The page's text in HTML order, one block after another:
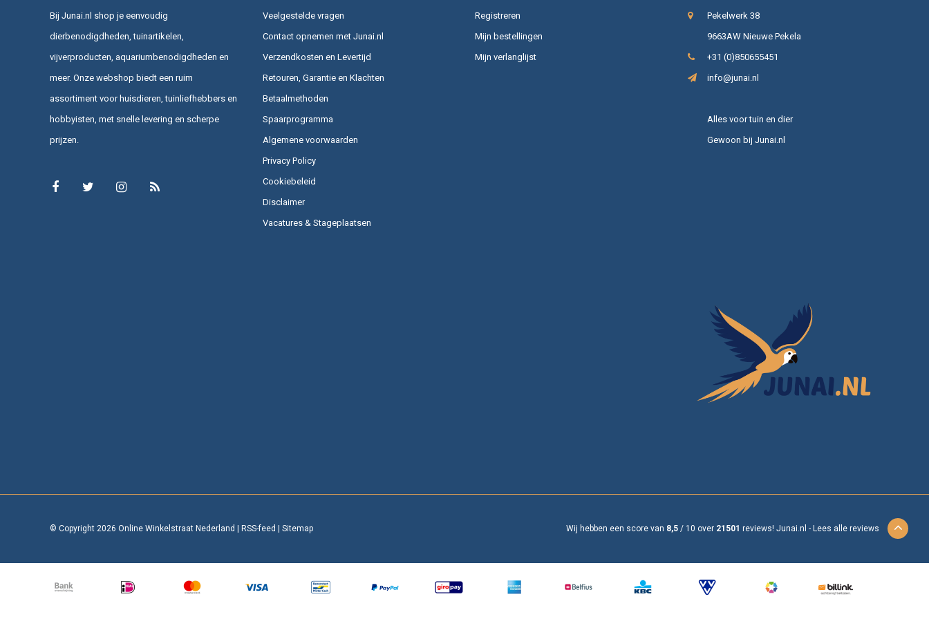
Bij Junai.nl shop je eenvoudig
dierbenodigdheden, tuinartikelen,
vijverproducten, aquariumbenodigdheden en
meer. Onze webshop biedt een ruim
assortiment voor huisdieren, tuinliefhebbers en
hobbyisten, met snelle levering en scherpe
prijzen.
Veelgestelde vragen
Contact opnemen met Junai.nl
Verzendkosten en Levertijd
Retouren, Garantie en Klachten
Betaalmethoden
Spaarprogramma
Algemene voorwaarden
Privacy Policy
Cookiebeleid
Disclaimer
Vacatures & Stageplaatsen
Registreren
Mijn bestellingen
Mijn verlanglijst
Pekelwerk 38
9663AW Nieuwe Pekela
+31 (0)850655451
info@junai.nl
Alles voor tuin en dier
Gewoon bij Junai.nl
© Copyright 2026 Online Winkelstraat Nederland | RSS-feed | Sitemap Wij hebben een score van 8,5 / 10 over 21501 reviews! Junai.nl - Lees alle reviews